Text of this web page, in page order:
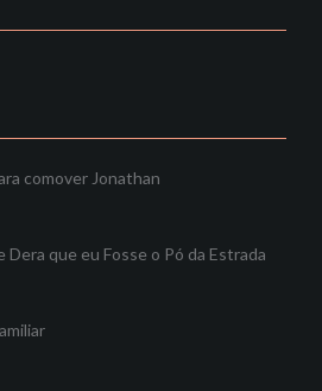
comover Jonathan
Dera que eu Fosse o Pó da Estrada